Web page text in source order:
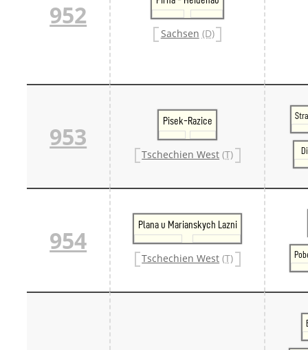
Weitere
Polen
952
Sachsen (D)
953
Pisek-Razice
Tschechien West (T)
954
Plana u Marianskych Lazni
Tschechien West (T)